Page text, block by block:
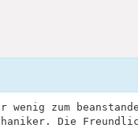
zum
Die